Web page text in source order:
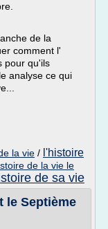
de la
comment l'
pour qu'ils
analyse ce qui
la vie / l'histoire
de la vie le
de sa vie
le Septième